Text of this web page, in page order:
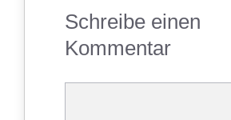
Schreibe einen
Kommentar